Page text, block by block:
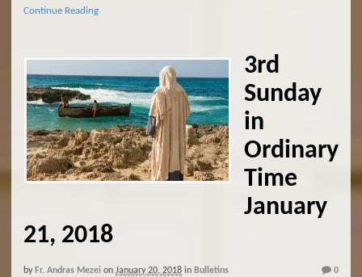
Continue Reading
3rd
Sunday
in
Ordinary
Time
January
21, 2018
by Fr. Andras Mezei on January 20, 2018 in Bulletins 0